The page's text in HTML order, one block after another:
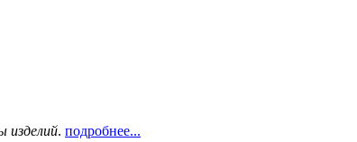
изделий. подробнее...